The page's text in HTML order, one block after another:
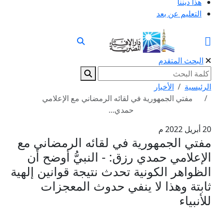
التعليم عن بعد
البحث المتقدم
الرئيسية
الأخبار
مفتي الجمهورية في لقائه الرمضاني مع الإعلامي
حمدي...
20 أبريل 2022 م
مفتي الجمهورية في لقائه الرمضاني مع
الإعلامي حمدي رزق: - النبيُّ أوضح أن
الظواهر الكونية تحدث نتيجة قوانين إلهية
ثابتة وهذا لا ينفي حدوث المعجزات
للأنبياء